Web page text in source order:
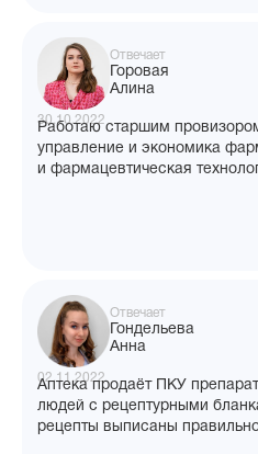
Отвечает
Горовая
Алина
30.10.2022
Работаю старшим
управление и экономика
и фармацевтическая
Отвечает
Гондельева
Анна
02.11.2022
Аптека продаёт ПКУ
людей с рецептурными
рецепты выписаны